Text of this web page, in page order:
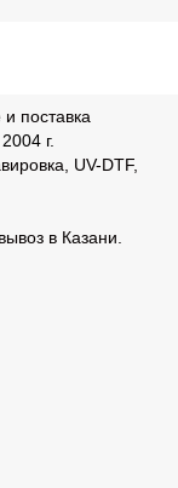
поставка
г.
UV-DTF,
в Казани.